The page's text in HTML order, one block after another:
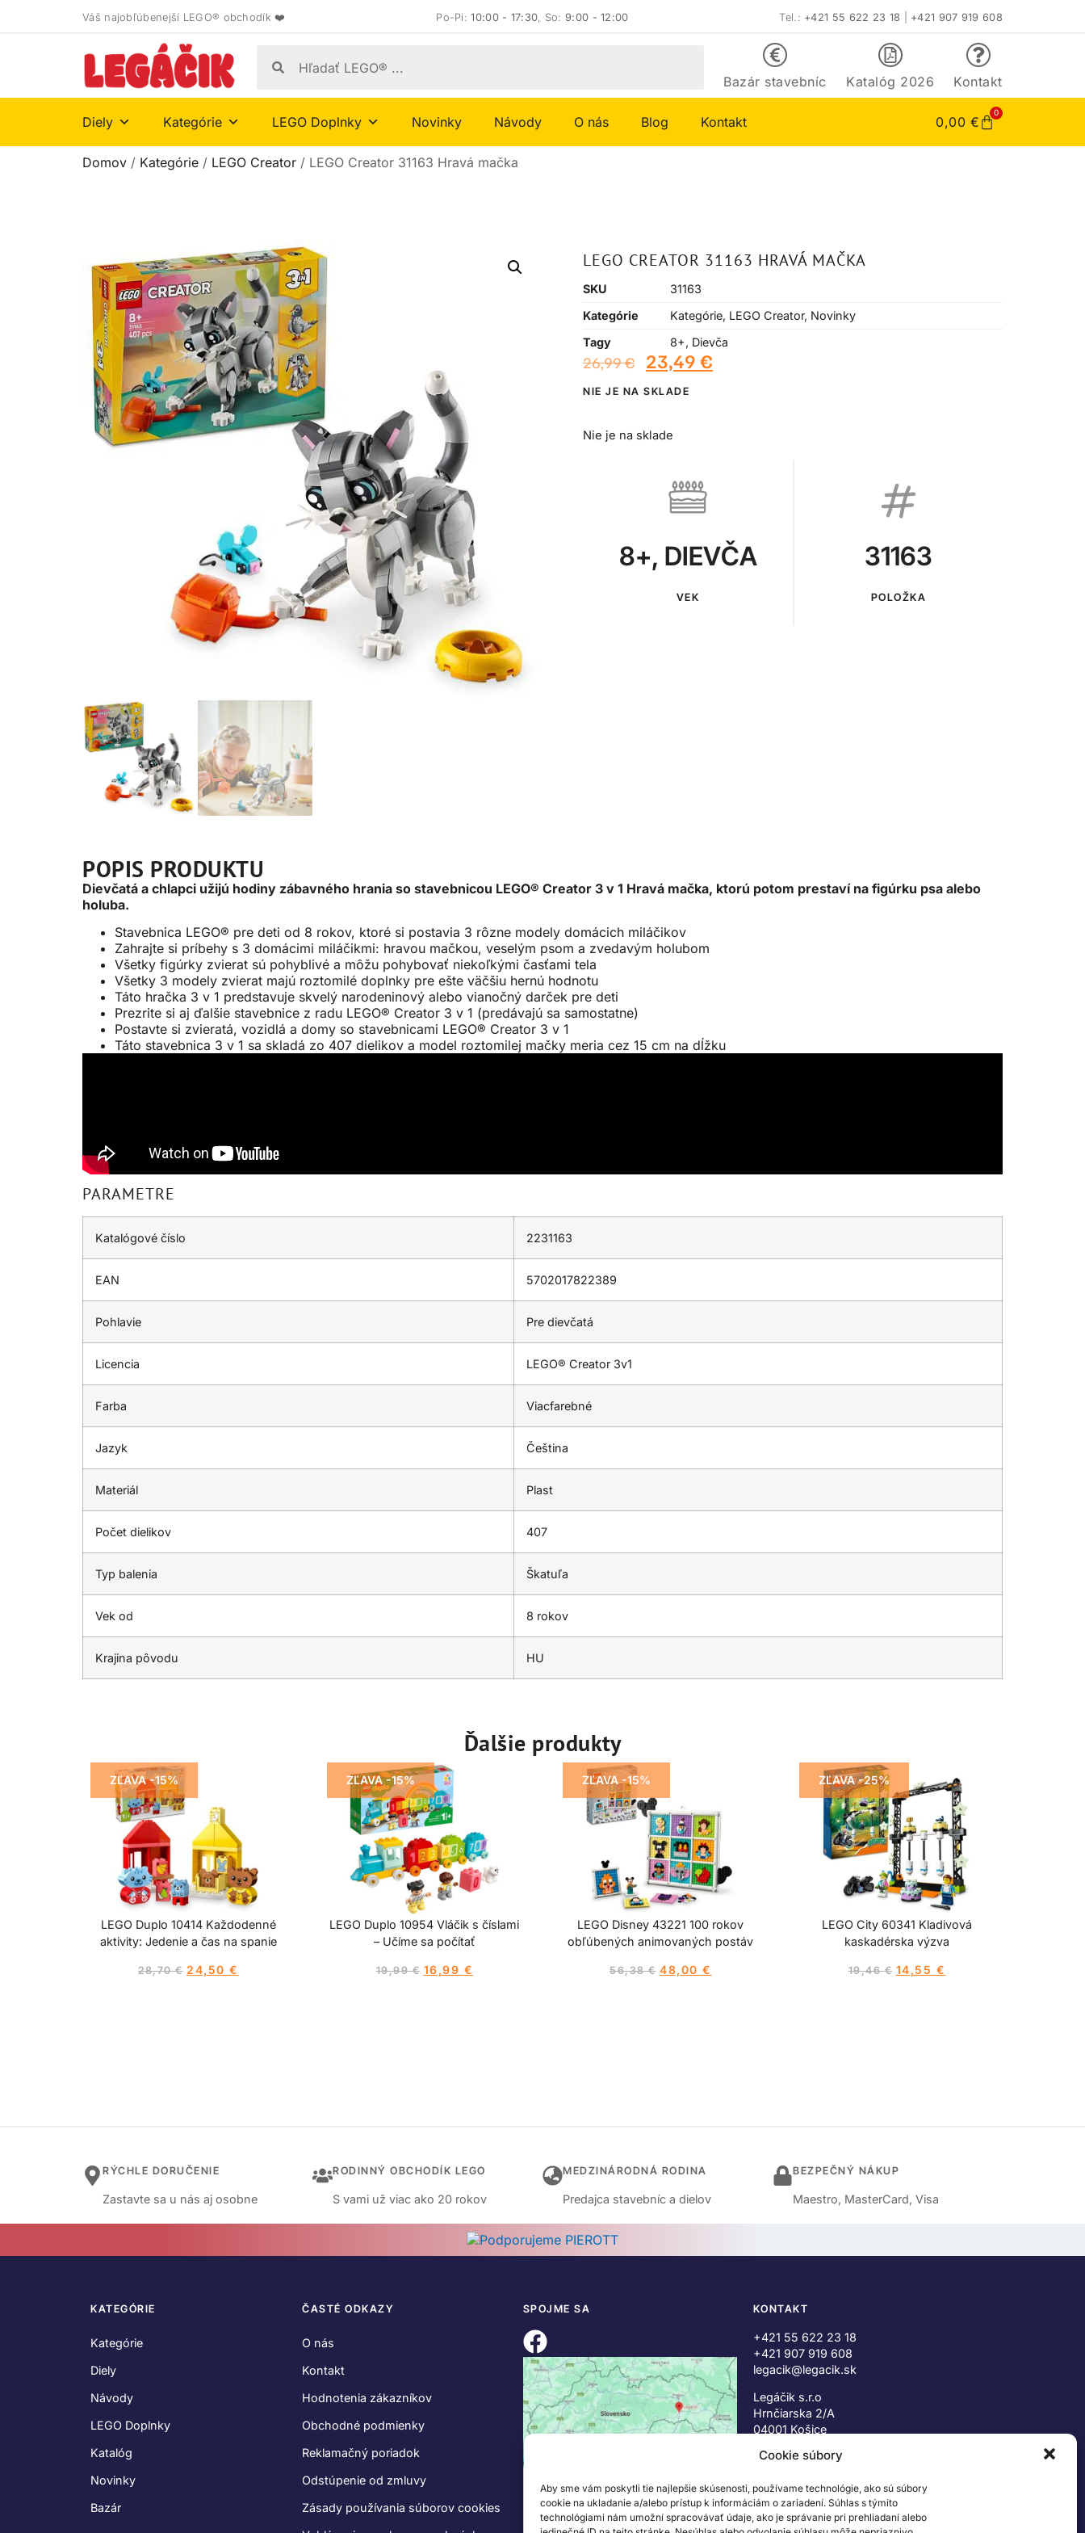
Cookie súbory
Aby sme vám poskytli tie najlepšie skúsenosti, používame technológie, ako sú súbory
cookie na ukladanie a/alebo prístup k informáciám o zariadení. Súhlas s týmito
technológiami nám umožní spracovávať údaje, ako je správanie pri prehliadaní alebo
Váš najobľúbenejší LEGO® obchodík ❤️ Po-Pi:10:00 - 17:30, So:9:00 - 12:00 Tel.: +421 55 622 23 18 +421 907 919 608
Bazár stavebníc Katalóg 2026 Kontakt
Diely Kategórie LEGO Doplnky Novinky Návody O nás Blog Kontakt 0,00 €
0
Domov / Kategórie / LEGO Creator / LEGO Creator 31163 Hravá mačka
LEGO CREATOR 31163 HRAVÁ MAČKA
SKU
31163
Kategórie
Kategórie, LEGO Creator, Novinky
Tagy
8+, Dievča
26,99€ 23,49 €
NIE JE NA SKLADE
Nie je na sklade
8+, DIEVČA
VEK
31163
POLOŽKA
POPIS PRODUKTU
Dievčatá a chlapci užijú hodiny zábavného hrania so stavebnicou LEGO® Creator 3 v 1 Hravá mačka, ktorú potom prestaví na figúrku psa alebo
holuba.
Stavebnica LEGO® pre deti od 8 rokov, ktoré si postavia 3 rôzne modely domácich miláčikov
Zahrajte si príbehy s 3 domácimi miláčikmi: hravou mačkou, veselým psom a zvedavým holubom
Všetky figúrky zvierat sú pohyblivé a môžu pohybovať niekoľkými časťami tela
Všetky 3 modely zvierat majú roztomilé doplnky pre ešte väčšiu hernú hodnotu
Táto hračka 3 v 1 predstavuje skvelý narodeninový alebo vianočný darček pre deti
Prezrite si aj ďalšie stavebnice z radu LEGO® Creator 3 v 1 (predávajú sa samostatne)
Postavte si zvieratá, vozidlá a domy so stavebnicami LEGO® Creator 3 v 1
Táto stavebnica 3 v 1 sa skladá zo 407 dielikov a model roztomilej mačky meria cez 15 cm na dĺžku
PARAMETRE
Katalógové číslo 2231163
EAN 5702017822389
Pohlavie Pre dievčatá
Licencia LEGO® Creator 3v1
Farba Viacfarebné
Jazyk Čeština
Materiál Plast
Počet dielikov 407
Typ balenia Škatuľa
Vek od 8 rokov
Krajina pôvodu HU
Ďalšie produkty
ZĽAVA -15%
LEGO Duplo 10414 Každodenné
aktivity: Jedenie a čas na spanie
28,70€ 24,50 €
ZĽAVA -15%
LEGO Duplo 10954 Vláčik s číslami
– Učíme sa počítať
19,99€ 16,99 €
ZĽAVA -15%
LEGO Disney 43221 100 rokov
obľúbených animovaných postáv
56,38€ 48,00 €
ZĽAVA -25%
LEGO City 60341 Kladivová
kaskadérska výzva
19,46€ 14,55 €
RÝCHLE DORUČENIE
Zastavte sa u nás aj osobne
RODINNÝ OBCHODÍK LEGO
S vami už viac ako 20 rokov
MEDZINÁRODNÁ RODINA
Predajca stavebníc a dielov
BEZPEČNÝ NÁKUP
Maestro, MasterCard, Visa
KATEGÓRIE
Kategórie
Diely
Návody
LEGO Doplnky
Katalóg
Novinky
Bazár
ČASTÉ ODKAZY
O nás
Kontakt
Hodnotenia zákazníkov
Obchodné podmienky
Reklamačný poriadok
Odstúpenie od zmluvy
Zásady používania súborov cookies
SPOJME SA KONTAKT
+421 55 622 23 18
+421 907 919 608
legacik@legacik.sk
Legáčik s.r.o
Hrnčiarska 2/A
04001 Košice
IČ DPH: SK2023978330